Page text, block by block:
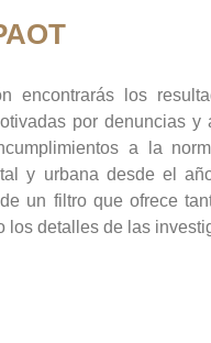
encontrarás los
por denuncias y
a la
y urbana desde el
un filtro que ofrece
los detalles de las